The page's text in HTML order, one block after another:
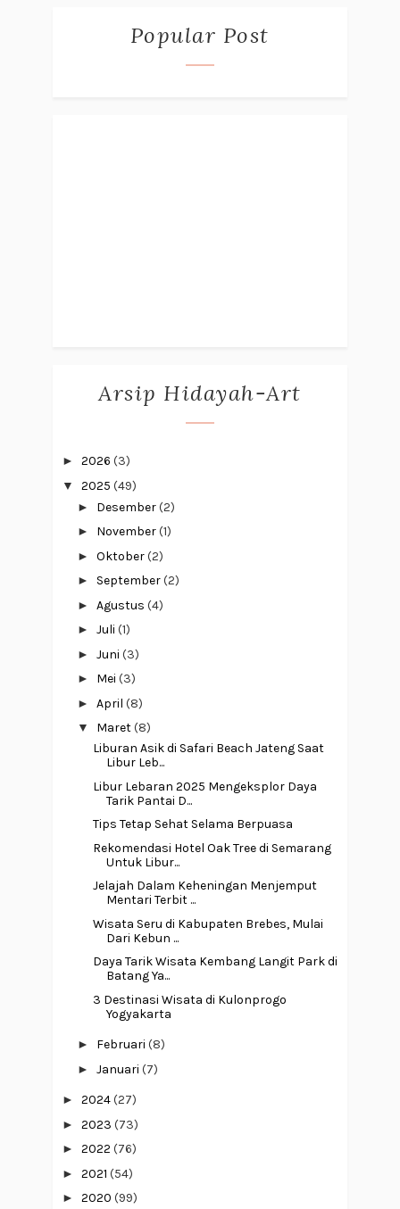
Popular Post
Arsip Hidayah-Art
► 2026 (3)
▼ 2025 (49)
► Desember(2)
► November(1)
► Oktober(2)
► September(2)
► Agustus (4)
► Juli (1)
► Juni (3)
► Mei (3)
► April (8)
▼ Maret(8)
Liburan Asik di Safari Beach Jateng Saat
Libur Leb...
Libur Lebaran 2025 Mengeksplor Daya
Tarik Pantai D...
Tips Tetap Sehat Selama Berpuasa
Rekomendasi Hotel Oak Tree di Semarang
Untuk Libur...
Jelajah Dalam Keheningan Menjemput
Mentari Terbit ...
Wisata Seru di Kabupaten Brebes, Mulai
Dari Kebun ...
Daya Tarik Wisata Kembang Langit Park di
Batang Ya...
3 Destinasi Wisata di Kulonprogo
Yogyakarta
► Februari (8)
► Januari (7)
► 2024(27)
► 2023 (73)
► 2022 (76)
► 2021 (54)
► 2020 (99)